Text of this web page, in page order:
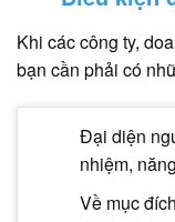
Khi các công ty,
bạn cần phải có
Đại diện
nhiệm,
Về mục